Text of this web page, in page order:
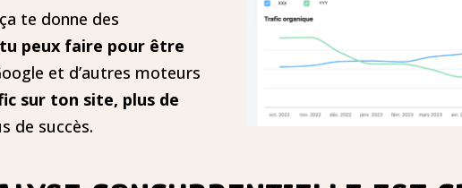
te donne des
peux faire pour être
et d’autres moteurs
sur ton site, plus de
de succès.